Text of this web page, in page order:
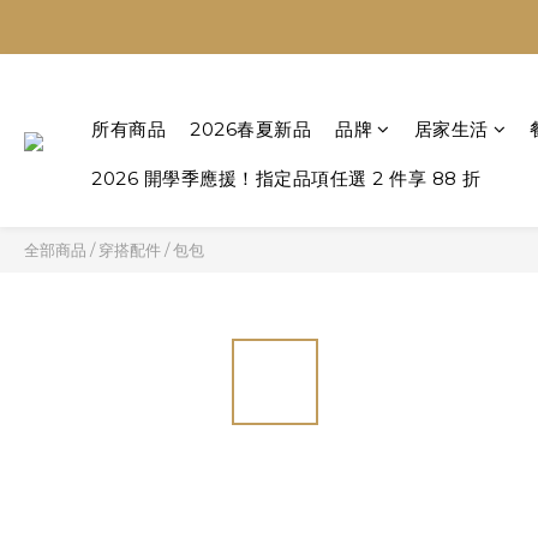
所有商品 2026春夏新品 品牌 居家生活
2026 開學季應援！指定品項任選 2 件享 88 折
全部商品 /穿搭配件/包包